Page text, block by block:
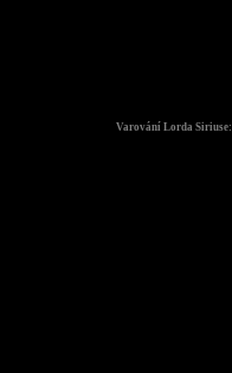
Varování Lorda Siriuse: